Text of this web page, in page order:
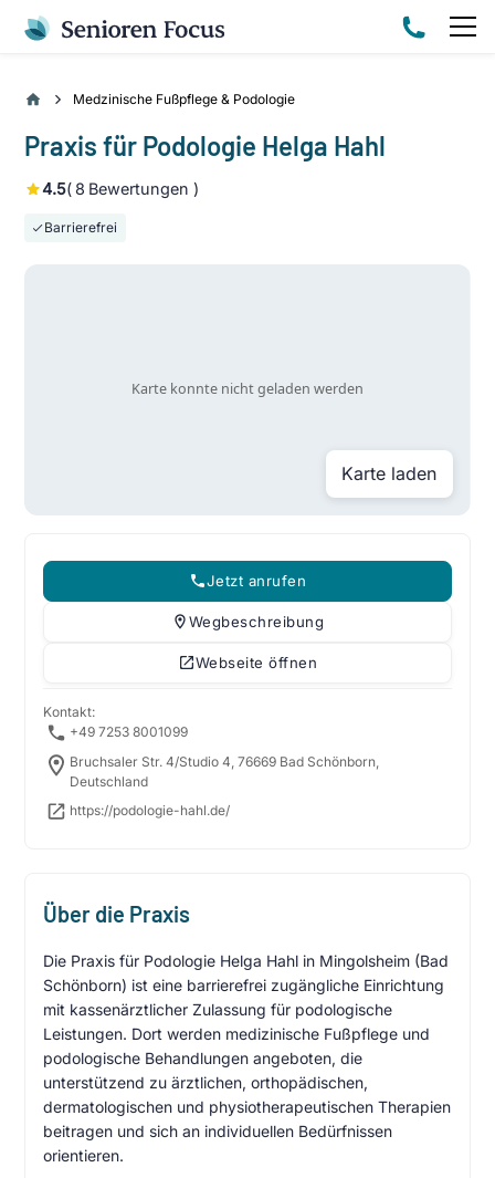
Medzinische Fußpflege & Podologie
Praxis für Podologie Helga Hahl
4.5( 8 Bewertungen )
Barrierefrei
Karte laden
Jetzt anrufen
Wegbeschreibung
Webseite öffnen
Kontakt:
+49 7253 8001099
Bruchsaler Str. 4/Studio 4, 76669 Bad Schönborn,
Deutschland
https://podologie-hahl.de/
Über die Praxis
Die Praxis für Podologie Helga Hahl in Mingolsheim (Bad
Schönborn) ist eine barrierefrei zugängliche Einrichtung
mit kassenärztlicher Zulassung für podologische
Leistungen. Dort werden medizinische Fußpflege und
podologische Behandlungen angeboten, die
unterstützend zu ärztlichen, orthopädischen,
dermatologischen und physiotherapeutischen Therapien
beitragen und sich an individuellen Bedürfnissen
orientieren.